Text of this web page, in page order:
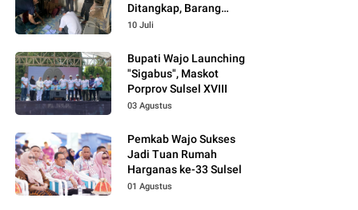
Ditangkap, Barang
Bukti Kupon Putih
10 Juli
Bupati Wajo Launching
"Sigabus", Maskot
Porprov Sulsel XVIII
03 Agustus
Pemkab Wajo Sukses
Jadi Tuan Rumah
Harganas ke-33 Sulsel
01 Agustus